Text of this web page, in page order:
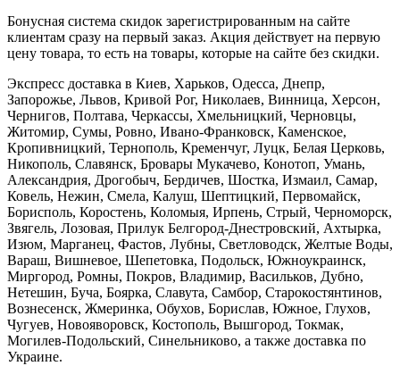
Бонусная система скидок зарегистрированным на сайте
клиентам сразу на первый заказ. Акция действует на первую
цену товара, то есть на товары, которые на сайте без скидки.
Экспресс доставка в Киев, Харьков, Одесса, Днепр,
Запорожье, Львов, Кривой Рог, Николаев, Винница, Херсон,
Чернигов, Полтава, Черкассы, Хмельницкий, Черновцы,
Житомир, Сумы, Ровно, Ивано-Франковск, Каменское,
Кропивницкий, Тернополь, Кременчуг, Луцк, Белая Церковь,
Никополь, Славянск, Бровары Мукачево, Конотоп, Умань,
Александрия, Дрогобыч, Бердичев, Шостка, Измаил, Самар,
Ковель, Нежин, Смела, Калуш, Шептицкий, Первомайск,
Борисполь, Коростень, Коломыя, Ирпень, Стрый, Черноморск,
Звягель, Лозовая, Прилук Белгород-Днестровский, Ахтырка,
Изюм, Марганец, Фастов, Лубны, Светловодск, Желтые Воды,
Вараш, Вишневое, Шепетовка, Подольск, Южноукраинск,
Миргород, Ромны, Покров, Владимир, Васильков, Дубно,
Нетешин, Буча, Боярка, Славута, Самбор, Старокостянтинов,
Вознесенск, Жмеринка, Обухов, Борислав, Южное, Глухов,
Чугуев, Новояворовск, Костополь, Вышгород, Токмак,
Могилев-Подольский, Синельниково, а также доставка по
Украине.